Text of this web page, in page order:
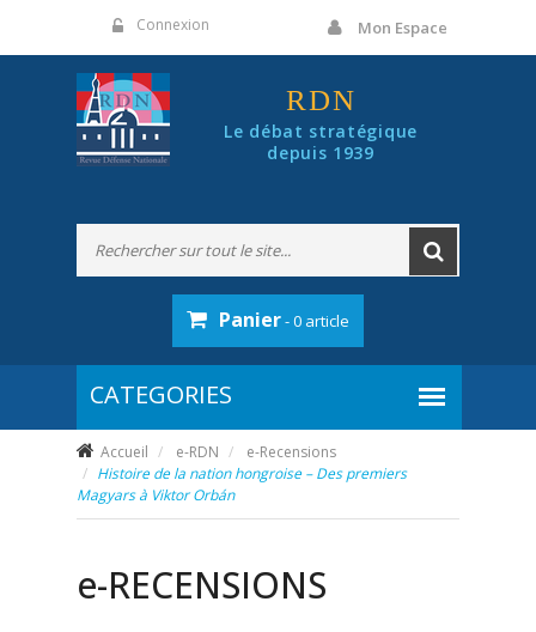
Connexion Mon Espace
RDN
Le débat stratégique
depuis 1939
Panier- 0 article
Accueil e-RDN
e-Recensions
Histoire de la nation hongroise – Des premiers
Magyars à Viktor Orbán
e-RECENSIONS